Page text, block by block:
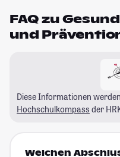
FAQ zu
und
Diese Informationen
Hochschulkompass der
Welchen